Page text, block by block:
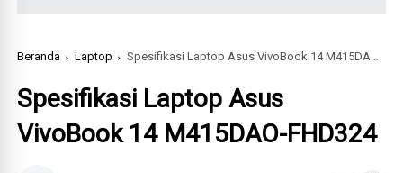
Beranda Laptop Spesifikasi Laptop Asus VivoBook 14 M415DAO-FHD324
Spesifikasi Laptop Asus
VivoBook 14 M415DAO-FHD324